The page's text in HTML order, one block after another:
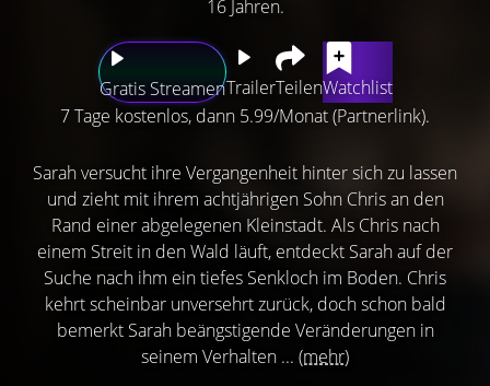
16 Jahren.
Gratis StreamenTrailerTeilenWatchlist
7 Tage kostenlos, dann 5.99/Monat (Partnerlink).
Sarah versucht ihre Vergangenheit hinter sich zu lassen
und zieht mit ihrem achtjährigen Sohn Chris an den
Rand einer abgelegenen Kleinstadt. Als Chris nach
einem Streit in den Wald läuft, entdeckt Sarah auf der
Suche nach ihm ein tiefes Senkloch im Boden. Chris
kehrt scheinbar unversehrt zurück, doch schon bald
bemerkt Sarah beängstigende Veränderungen in
seinem Verhalten ... (mehr)